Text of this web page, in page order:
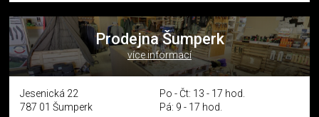
Prodejna Šumperk
více informací
Jesenická 22
787 01 Šumperk
Po - Čt: 13 - 17 hod.
Pá: 9 - 17 hod.